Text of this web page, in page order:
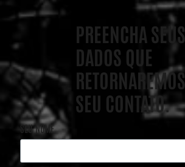
PREENCHA SEUS
DADOS QUE
RETORNAREMOS
SEU CONTATO.
SEU NOME